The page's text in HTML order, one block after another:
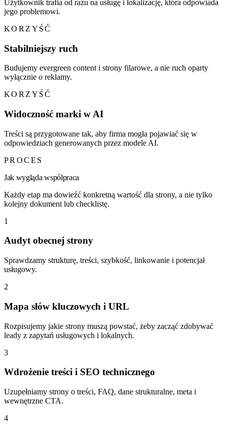
Użytkownik trafia od razu na usługę i lokalizację, która odpowiada
jego problemowi.
KORZYŚĆ
Stabilniejszy ruch
Budujemy evergreen content i strony filarowe, a nie ruch oparty
wyłącznie o reklamy.
KORZYŚĆ
Widoczność marki w AI
Treści są przygotowane tak, aby firma mogła pojawiać się w
odpowiedziach generowanych przez modele AI.
PROCES
Jak wygląda współpraca
Każdy etap ma dowieźć konkretną wartość dla strony, a nie tylko
kolejny dokument lub checklistę.
1
Audyt obecnej strony
Sprawdzamy strukturę, treści, szybkość, linkowanie i potencjał
usługowy.
2
Mapa słów kluczowych i URL
Rozpisujemy jakie strony muszą powstać, żeby zacząć zdobywać
leady z zapytań usługowych i lokalnych.
3
Wdrożenie treści i SEO technicznego
Uzupełniamy strony o treści, FAQ, dane strukturalne, meta i
wewnętrzne CTA.
4